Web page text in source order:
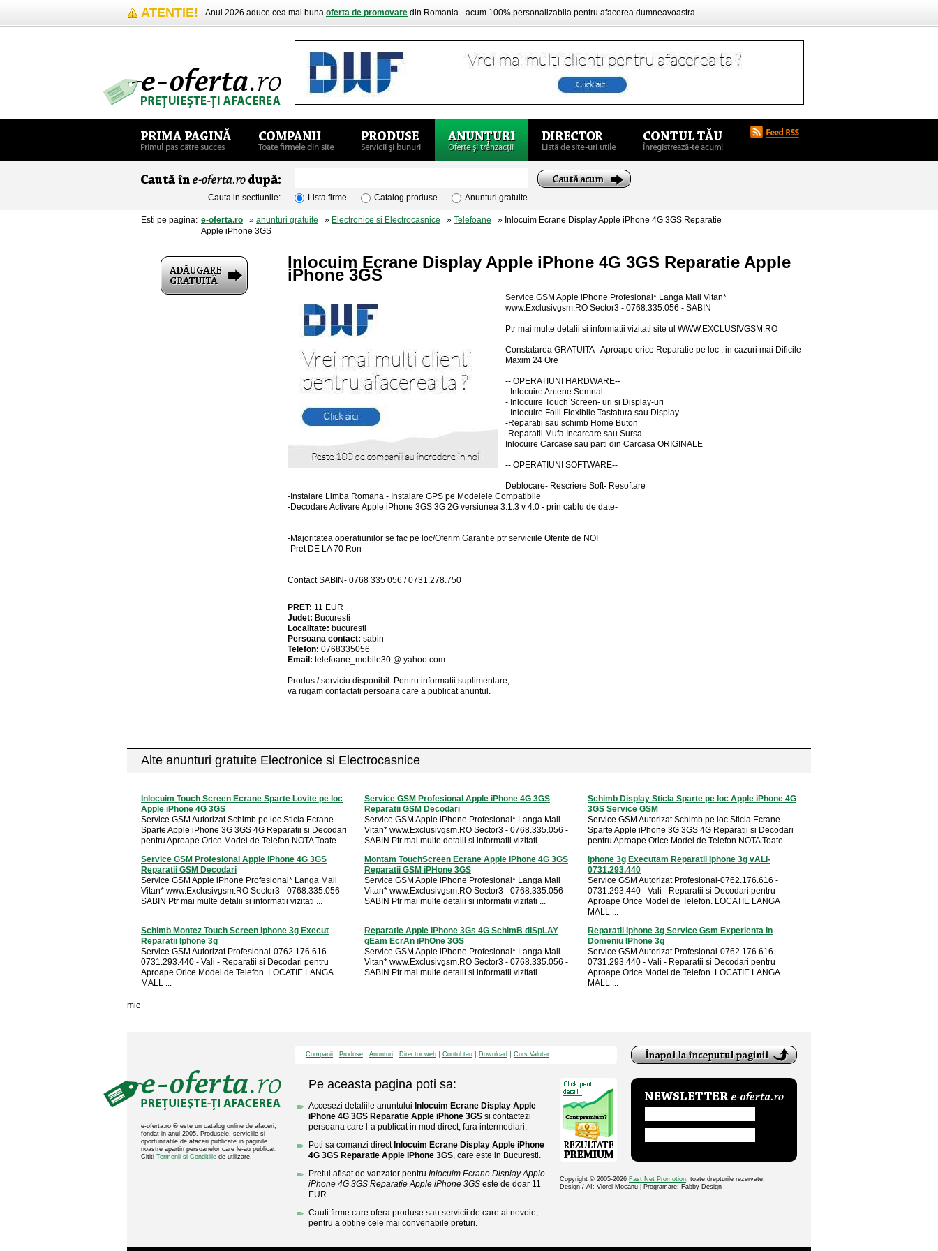
ATENTIE! Anul 2026 aduce cea mai buna oferta de promovare din Romania - acum 100% personalizabila pentru afacerea dumneavoastra.
Cauta in sectiunile: Lista firme Catalog produse Anunturi gratuite
Esti pe pagina: e-oferta.ro » anunturi gratuite » Electronice si Electrocasnice » Telefoane » Inlocuim Ecrane Display Apple iPhone 4G 3GS Reparatie
Apple iPhone 3GS
Inlocuim Ecrane Display Apple iPhone 4G 3GS Reparatie Apple
iPhone 3GS
Service GSM Apple iPhone Profesional* Langa Mall Vitan*
www.Exclusivgsm.RO Sector3 - 0768.335.056 - SABIN
Ptr mai multe detalii si informatii vizitati site ul WWW.EXCLUSIVGSM.RO
Constatarea GRATUITA - Aproape orice Reparatie pe loc , in cazuri mai Dificile
Maxim 24 Ore
-- OPERATIUNI HARDWARE--
- Inlocuire Antene Semnal
- Inlocuire Touch Screen- uri si Display-uri
- Inlocuire Folii Flexibile Tastatura sau Display
-Reparatii sau schimb Home Buton
-Reparatii Mufa Incarcare sau Sursa
Inlocuire Carcase sau parti din Carcasa ORIGINALE
-- OPERATIUNI SOFTWARE--
Deblocare- Rescriere Soft- Resoftare
-Instalare Limba Romana - Instalare GPS pe Modelele Compatibile
-Decodare Activare Apple iPhone 3GS 3G 2G versiunea 3.1.3 v 4.0 - prin cablu de date-
-Majoritatea operatiunilor se fac pe loc/Oferim Garantie ptr serviciile Oferite de NOI
-Pret DE LA 70 Ron
Contact SABIN- 0768 335 056 / 0731.278.750
PRET: 11 EUR
Judet: Bucuresti
Localitate: bucuresti
Persoana contact: sabin
Telefon: 0768335056
Email: telefoane_mobile30 @ yahoo.com
Produs / serviciu disponibil . Pentru informatii suplimentare,
va rugam contactati persoana care a publicat anuntul.
Alte anunturi gratuite Electronice si Electrocasnice
Inlocuim Touch Screen Ecrane Sparte Lovite pe loc
Apple iPhone 4G 3GS
Service GSM Autorizat Schimb pe loc Sticla Ecrane
Sparte Apple iPhone 3G 3GS 4G Reparatii si Decodari
pentru Aproape Orice Model de Telefon NOTA Toate ...
Service GSM Profesional Apple iPhone 4G 3GS
Reparatii GSM Decodari
Service GSM Apple iPhone Profesional* Langa Mall
Vitan* www.Exclusivgsm.RO Sector3 - 0768.335.056 -
SABIN Ptr mai multe detalii si informatii vizitati ...
Schimb Display Sticla Sparte pe loc Apple iPhone 4G
3GS Service GSM
Service GSM Autorizat Schimb pe loc Sticla Ecrane
Sparte Apple iPhone 3G 3GS 4G Reparatii si Decodari
pentru Aproape Orice Model de Telefon NOTA Toate ...
Service GSM Profesional Apple iPhone 4G 3GS
Reparatii GSM Decodari
Service GSM Apple iPhone Profesional* Langa Mall
Vitan* www.Exclusivgsm.RO Sector3 - 0768.335.056 -
SABIN Ptr mai multe detalii si informatii vizitati ...
Montam TouchScreen Ecrane Apple iPhone 4G 3GS
Reparatii GSM iPHone 3GS
Service GSM Apple iPhone Profesional* Langa Mall
Vitan* www.Exclusivgsm.RO Sector3 - 0768.335.056 -
SABIN Ptr mai multe detalii si informatii vizitati ...
Iphone 3g Executam Reparatii Iphone 3g vALI-
0731.293.440
Service GSM Autorizat Profesional-0762.176.616 -
0731.293.440 - Vali - Reparatii si Decodari pentru
Aproape Orice Model de Telefon. LOCATIE LANGA
MALL ...
Schimb Montez Touch Screen Iphone 3g Execut
Reparatii Iphone 3g
Service GSM Autorizat Profesional-0762.176.616 -
0731.293.440 - Vali - Reparatii si Decodari pentru
Aproape Orice Model de Telefon. LOCATIE LANGA
MALL ...
Reparatie Apple iPhone 3Gs 4G SchImB dISpLAY
gEam EcrAn iPhOne 3GS
Service GSM Apple iPhone Profesional* Langa Mall
Vitan* www.Exclusivgsm.RO Sector3 - 0768.335.056 -
SABIN Ptr mai multe detalii si informatii vizitati ...
Reparatii Iphone 3g Service Gsm Experienta In
Domeniu IPhone 3g
Service GSM Autorizat Profesional-0762.176.616 -
0731.293.440 - Vali - Reparatii si Decodari pentru
Aproape Orice Model de Telefon. LOCATIE LANGA
MALL ...
mic
e-oferta.ro ® este un catalog online de afaceri,
fondat in anul 2005. Produsele, serviciile si
oportunitatile de afaceri publicate in paginile
noastre apartin persoanelor care le-au publicat.
Cititi Termenii si Conditiile de utilizare.
Companii Produse Anunturi Director web Contul tau Download Curs Valutar
Pe aceasta pagina poti sa:
Accesezi detaliile anuntului Inlocuim Ecrane Display Apple
iPhone 4G 3GS Reparatie Apple iPhone 3GS si contactezi
persoana care l-a publicat in mod direct, fara intermediari.
Poti sa comanzi direct Inlocuim Ecrane Display Apple iPhone
4G 3GS Reparatie Apple iPhone 3GS, care este in Bucuresti.
Pretul afisat de vanzator pentru Inlocuim Ecrane Display Apple
iPhone 4G 3GS Reparatie Apple iPhone 3GS este de doar 11
EUR.
Cauti firme care ofera produse sau servicii de care ai nevoie,
pentru a obtine cele mai convenabile preturi.
Copyright © 2005-2026 Fast Net Promotion, toate drepturile rezervate.
Design / AI: Viorel Mocanu | Programare: Fabby Design